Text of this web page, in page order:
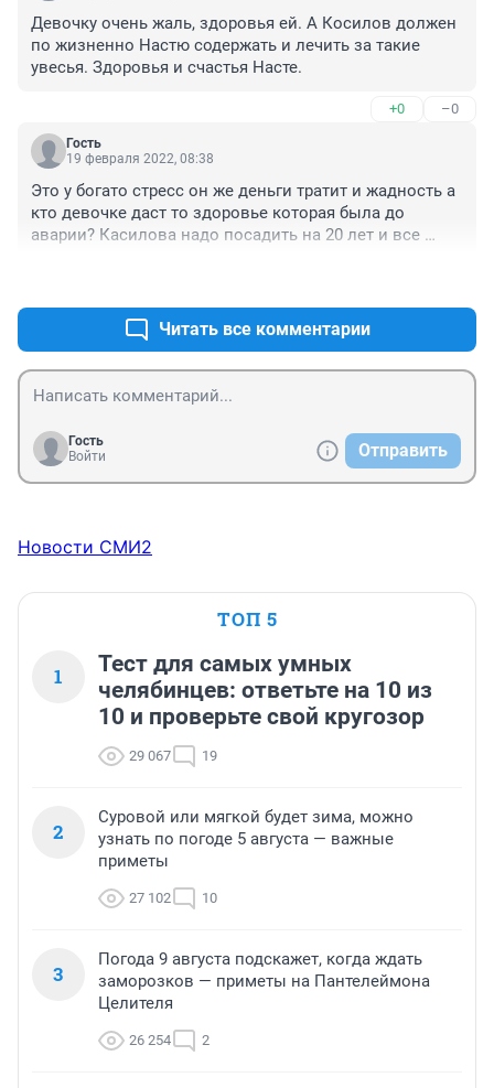
Девочку очень жаль, здоровья ей. А Косилов должен
по жизненно Настю содержать и лечить за такие
увесья. Здоровья и счастья Насте.
+0 –0
Гость
19 февраля 2022, 08:38
Это у богато стресс он же деньги тратит и жадность а
кто девочке даст то здоровье которая была до
аварии? Касилова надо посадить на 20 лет и все
Читать все комментарии
Гость
Войти
Отправить
Новости СМИ2
ТОП 5
1
Тест для самых умных
челябинцев: ответьте на 10 из
10 и проверьте свой кругозор
29 067 19
2
Суровой или мягкой будет зима, можно
узнать по погоде 5 августа — важные
приметы
27 102 10
3
Погода 9 августа подскажет, когда ждать
заморозков — приметы на Пантелеймона
Целителя
26 254 2